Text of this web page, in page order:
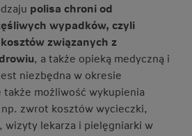
polisa chroni od
wypadków, czyli
związanych z
, a także opieką medyczną i
niezbędna w okresie
możliwość wykupienia
zwrot kosztów wycieczki,
wizyty lekarza i pielęgniarki w